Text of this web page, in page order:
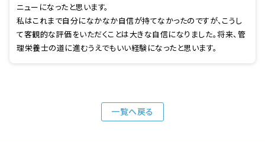
ニューになったと思います。
私はこれまで自分になかなか自信が持てなかったのですが、こうし
て客観的な評価をいただくことは大きな自信になりました。将来、管
理栄養士の道に進むうえでもいい経験になったと思います。
一覧へ戻る